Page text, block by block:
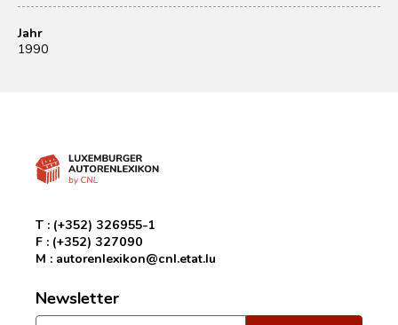
Jahr
1990
T : (+352) 326955-1
F : (+352) 327090
M : autorenlexikon@cnl.etat.lu
Newsletter